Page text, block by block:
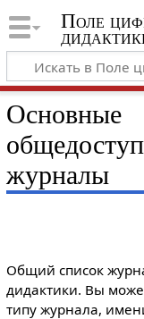
Поле
Основные
журналы
Общий список
дидактики. Вы
типу журнала,